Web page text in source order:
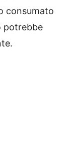
consumato
potrebbe